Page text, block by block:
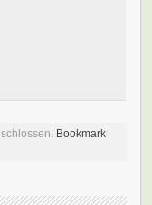
. Bookmark